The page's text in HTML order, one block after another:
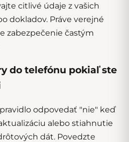
citlivé údaje z vašich
dokladov. Práve verejné
zabezpečenie častým
do telefónu pokiaľ ste
odpovedať "nie" keď
alebo stiahnutie
dát. Povedzte